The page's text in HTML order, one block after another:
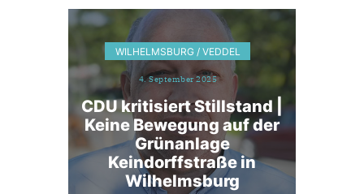
WILHELMSBURG / VEDDEL
4. September 2025
CDU kritisiert Stillstand |
Keine Bewegung auf der
Grünanlage
Keindorffstraße in
Wilhelmsburg